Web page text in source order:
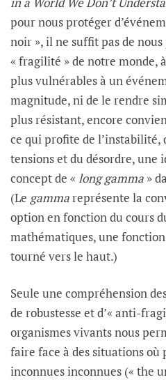
pour nous protéger
noir », il ne suffit pas de
« fragilité » de notre monde,
plus vulnérables à un
magnitude, ni de le rendre
plus résistant, encore
ce qui profite de l’instabilité,
tensions et du désordre, une
concept de « long gamma »
(Le gammareprésente la
option en fonction du cours
mathématiques, une
tourné vers le haut.)
Seule une compréhension
de robustesse et d’« anti-
organismes vivants nous
faire face à des situations où
inconnues inconnues (« the